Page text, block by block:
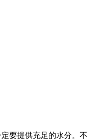
要提供充足的水分。